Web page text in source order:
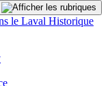
le Laval Historique